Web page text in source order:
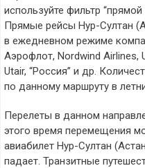
используйте фильтр
Прямые рейсы Нур-Султан
в ежедневном режиме
Аэрофлот, Nordwind Airlines,
Utair, “Россия” и др.
по данному маршруту в
Перелеты в данном
этого время перемещения
авиабилет Нур-Султан
падает. Транзитные